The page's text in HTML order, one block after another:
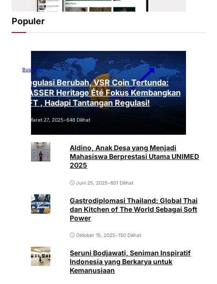
Populer
Business
Regulasi Berubah, VSR Coin Tertunda:
VASSER Heritage Été Fokus Kembangkan
NFT , Hadapi Tantangan Regulasi!
Maret 27, 2025•648 Dilihat
Aldino, Anak Desa yang Menjadi
Mahasiswa Berprestasi Utama UNIMED
2025
Juni 25, 2025•601 Dilihat
Gastrodiplomasi Thailand: Global Thai
dan Kitchen of The World Sebagai Soft
Power
Oktober 15, 2025•150 Dilihat
Seruni Bodjawati, Seniman Inspiratif
Indonesia yang Berkarya untuk
Kemanusiaan